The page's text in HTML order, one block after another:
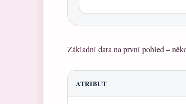
Základní data na první pohled –
ATRIBUT